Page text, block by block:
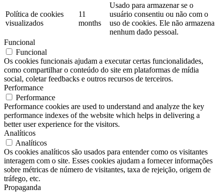
Política de cookies
visualizados
11
months
Usado para armazenar se o
usuário consentiu ou não com o
uso de cookies. Ele não armazena
nenhum dado pessoal.
Funcional
Funcional
Os cookies funcionais ajudam a executar certas funcionalidades,
como compartilhar o conteúdo do site em plataformas de mídia
social, coletar feedbacks e outros recursos de terceiros.
Performance
Performance
Performance cookies are used to understand and analyze the key
performance indexes of the website which helps in delivering a
better user experience for the visitors.
Analíticos
Analíticos
Os cookies analíticos são usados ​​para entender como os visitantes
interagem com o site. Esses cookies ajudam a fornecer informações
sobre métricas de número de visitantes, taxa de rejeição, origem de
tráfego, etc.
Propaganda